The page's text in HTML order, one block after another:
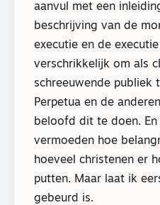
aanvul met een
beschrijving van de
executie en de
verschrikkelijk om als
schreeuwende publiek
Perpetua en de
beloofd dit te doen.
vermoeden hoe
hoeveel christenen er
putten. Maar laat ik
gebeurd is.